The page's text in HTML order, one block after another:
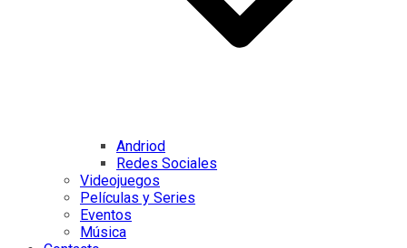
Andriod
Redes Sociales
Videojuegos
Películas y Series
Eventos
Música